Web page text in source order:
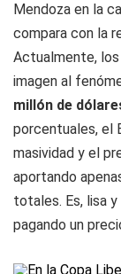
Mendoza en la
compara con la
Actualmente, los
imagen al
millón de
porcentuales, el
masividad y el
aportando
totales. Es, lisa
pagando un